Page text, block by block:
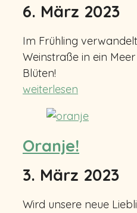
6. März 2023
Im Frühling
Weinstraße in ein
Blüten!
weiterlesen
Oranje!
3. März 2023
Wird unsere neue